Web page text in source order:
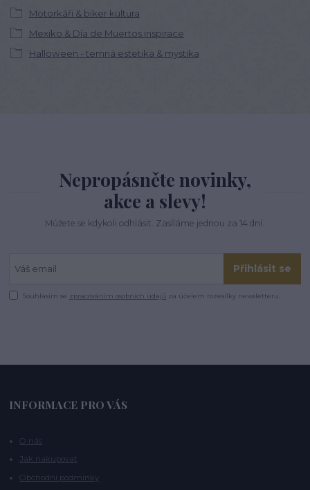
Motorkáři & biker kultura
Mexiko & Día de Muertos inspirace
Halloween - temná estetika & mystika
Nepropásněte novinky,
akce a slevy!
Můžete se kdykoli odhlásit. Zasíláme jednou za 14 dní.
Přihlásit se
Souhlasím se zpracováním osobních údajů za účelem rozesílky newsletteru.
INFORMACE PRO VÁS
O nás
Jak nakupovat
Obchodní podmínky